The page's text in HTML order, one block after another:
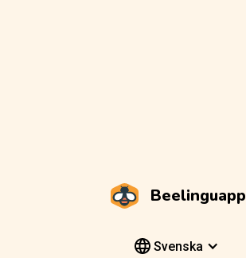
Beelinguapp
Svenska